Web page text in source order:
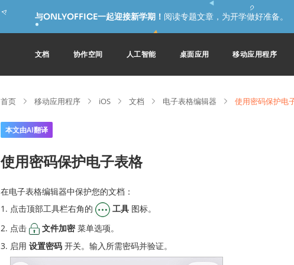
与ONLYOFFICE一起迎接新学期！ 阅读专题文章，为开学做好准备。
文档 协作空间 人工智能 桌面应用 移动应用程序
首页 移动应用程序 iOS 文档 电子表格编辑器 使用密码保护电
本文由AI翻译
使用密码保护电子表格
在电子表格编辑器中保护您的文档：
点击顶部工具栏右角的
工具 图标。
点击
文件加密菜单选项。
启用 设置密码 开关。输入所需密码并验证。